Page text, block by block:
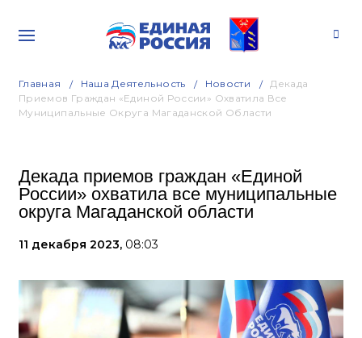
Главная Наша Деятельность Новости
Декада
Приемов Граждан «Единой России» Охватила Все
Муниципальные Округа Магаданской Области
Декада приемов граждан «Единой
России» охватила все муниципальные
округа Магаданской области
11 декабря 2023, 08:03